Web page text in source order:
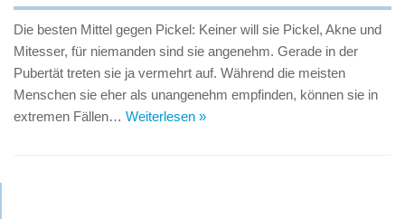
Die besten Mittel gegen Pickel: Keiner will sie Pickel, Akne und
Mitesser, für niemanden sind sie angenehm. Gerade in der
Pubertät treten sie ja vermehrt auf. Während die meisten
Menschen sie eher als unangenehm empfinden, können sie in
extremen Fällen… Weiterlesen »